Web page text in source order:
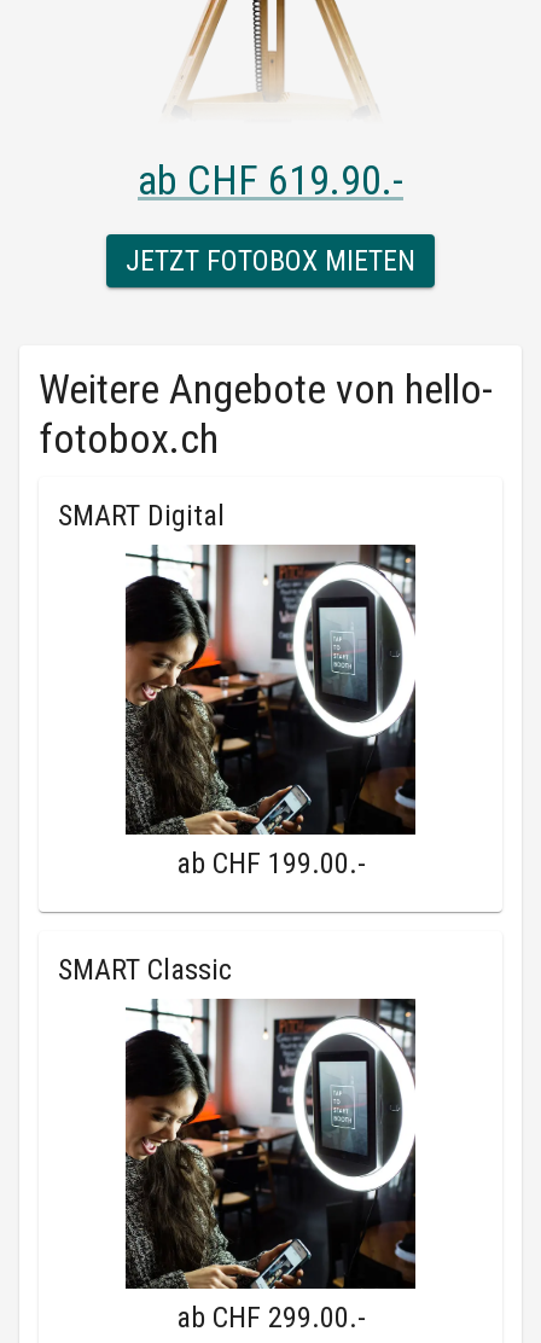
ab CHF 619.90.-
JETZT FOTOBOX MIETEN
Weitere Angebote von hello-
fotobox.ch
SMART Digital
ab CHF 199.00.-
SMART Classic
ab CHF 299.00.-